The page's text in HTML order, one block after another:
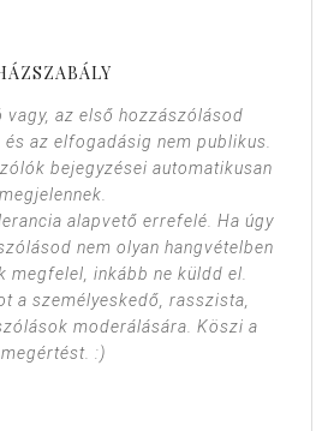
vagy, az első hozzászólásod
az elfogadásig nem publikus.
bejegyzései automatikusan
megjelennek.
alapvető errefelé. Ha úgy
nem olyan hangvételben
megfelel, inkább ne küldd el.
a személyeskedő, rasszista,
moderálására. Köszi a
megértést. :)